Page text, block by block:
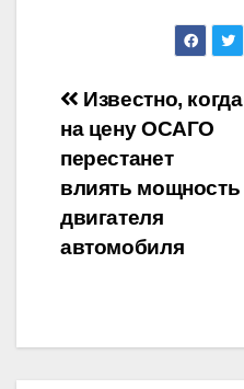
Навигация
по
записям
Известно, когда
на цену ОСАГО
перестанет
влиять мощность
двигателя
автомобиля